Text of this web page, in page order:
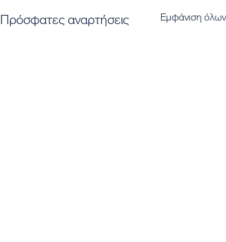
Πρόσφατες αναρτήσεις Εμφάνιση όλων